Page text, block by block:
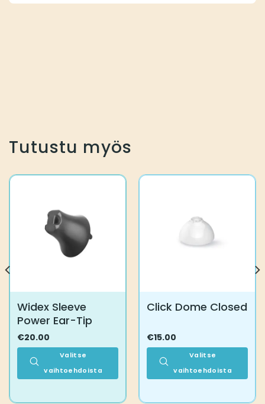
Tutustu myös
Widex Sleeve
Power Ear-Tip
€20.00
Valitse
vaihtoehdoista
Click Dome Closed
€15.00
Valitse
vaihtoehdoista